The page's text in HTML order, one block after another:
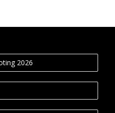
2026